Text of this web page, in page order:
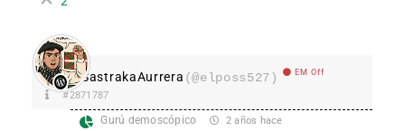
SastrakaAurrera (@elposs527) EM Off
#2871787
Gurú demoscópico 2 años hace